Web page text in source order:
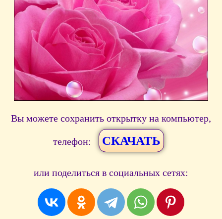
Вы можете сохранить открытку на компьютер,
телефон: СКАЧАТЬ
или поделиться в социальных сетях: